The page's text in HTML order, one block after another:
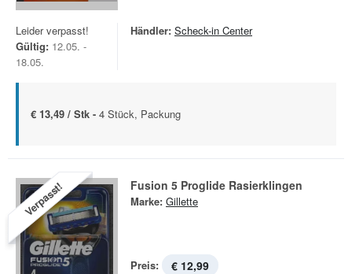
Leider verpasst!
Gültig: 12.05. -
18.05.
Händler: Scheck-in Center
€ 13,49 / Stk - 4 Stück, Packung
Verpasst! Fusion 5 Proglide Rasierklingen
Marke: Gillette
Preis: € 12,99